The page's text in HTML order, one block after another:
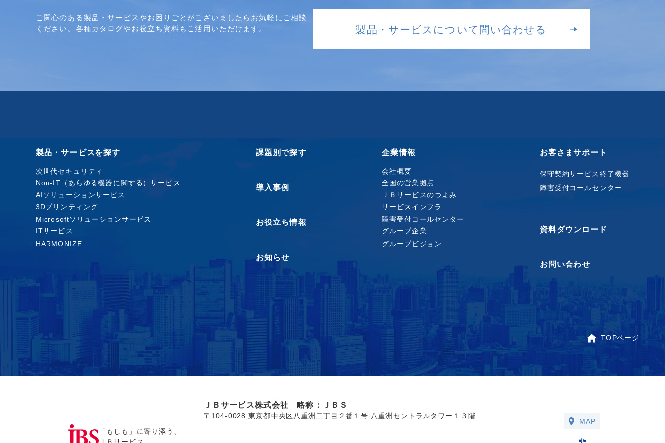
ご関心のある製品・サービスやお困りごとがございましたらお気軽にご相談
ください。各種カタログやお役立ち資料もご活用いただけます。
製品・サービスについて問い合わせる
製品・サービスを探す
次世代セキュリティ
Non-IT（あらゆる機器に関する）サービス
AIソリューションサービス
3Dプリンティング
Microsoftソリューションサービス
ITサービス
HARMONIZE
課題別で探す
導入事例
お役立ち情報
お知らせ
企業情報
会社概要
全国の営業拠点
ＪＢサービスのつよみ
サービスインフラ
障害受付コールセンター
グループ企業
グループビジョン
お客さまサポート
保守契約サービス終了機器
障害受付コールセンター
資料ダウンロード
お問い合わせ
TOPページ
「もしも」に寄り添う、
ＪＢサービス株式会社 略称：ＪＢＳ
〒104-0028 東京都中央区八重洲二丁目２番１号 八重洲セントラルタワー１３階
MAP